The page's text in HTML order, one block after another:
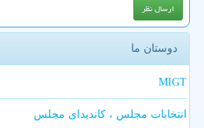
دوستان ما
MIGT
انتخابات مجلس ، کاندیدای مجلس